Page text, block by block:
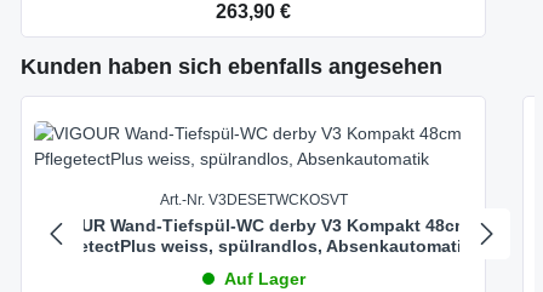
Regulärer Preis:
263,90 €
Produktgalerie überspringen
Kunden haben sich ebenfalls angesehen
Art.-Nr. V3DESETWCKOSVT
VIGOUR Wand-Tiefspül-WC derby V3 Kompakt 48cm
PflegetectPlus weiss, spülrandlos, Absenkautomatik
Auf Lager